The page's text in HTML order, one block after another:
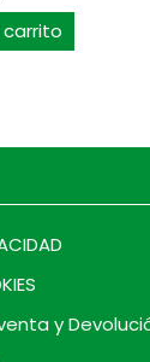
carrito
y